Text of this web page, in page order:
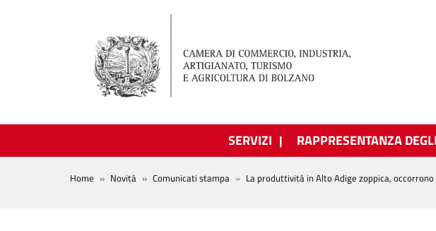
SERVIZI RAPPRESENTANZA
BREADCRUMB
Home Novità Comunicati stampa La produttività in Alto Adige zoppica,